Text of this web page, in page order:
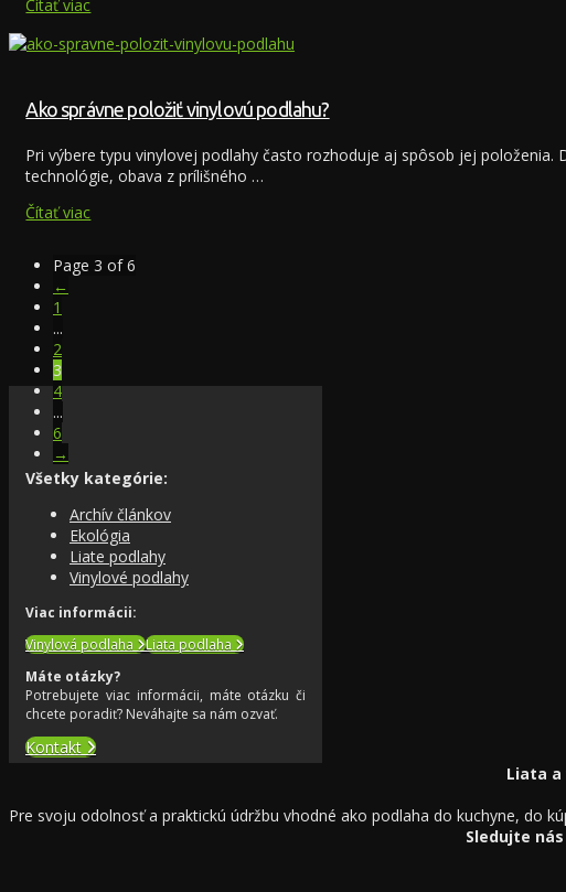
Čítať viac
Ako správne položiť vinylovú podlahu?
Pri výbere typu vinylovej podlahy často rozhoduje aj spôsob jej položenia.
technológie, obava z prílišného …
Čítať viac
Page 3 of 6
←
1
...
2
3
4
...
6
→
Všetky kategórie:
Archív článkov
Ekológia
Liate podlahy
Vinylové podlahy
Viac informácii:
Vinylová podlaha
Liata podlaha
Máte otázky?
Potrebujete viac informácii, máte otázku či
chcete poradiť? Neváhajte sa nám ozvať.
Kontakt
Liata a
Pre svoju odolnosť a praktickú údržbu vhodné ako podlaha do kuchyne, do
Sledujte